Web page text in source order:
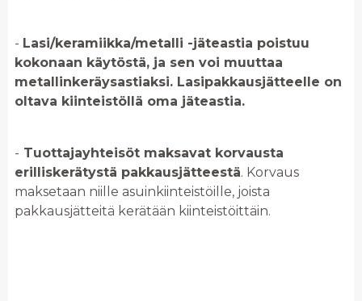
- Lasi/keramiikka/metalli -jäteastia poistuu
kokonaan käytöstä, ja sen voi muuttaa
metallinkeräysastiaksi. Lasipakkausjätteelle on
oltava kiinteistöllä oma jäteastia.
- Tuottajayhteisöt maksavat korvausta
erilliskerätystä pakkausjätteestä. Korvaus
maksetaan niille asuinkiinteistöille, joista
pakkausjätteitä kerätään kiinteistöittäin.